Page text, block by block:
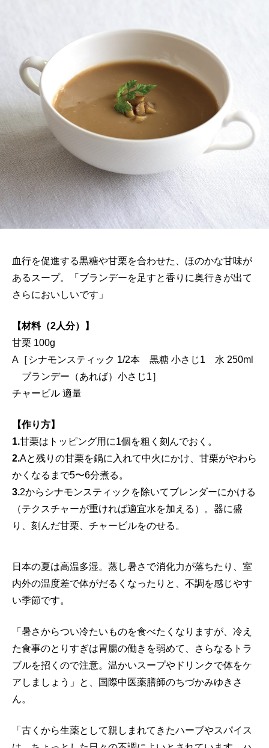
血行を促進する黒糖や甘栗を合わせた、ほのかな甘味が
あるスープ。「ブランデーを足すと香りに奥行きが出て
さらにおいしいです」
【材料（2人分）】
甘栗 100g
A［シナモンスティック 1/2本 黒糖 小さじ1 水 250ml
ブランデー（あれば）小さじ1］
チャービル 適量
【作り方】
1.甘栗はトッピング用に1個を粗く刻んでおく。
2.Aと残りの甘栗を鍋に入れて中火にかけ、甘栗がやわら
かくなるまで5〜6分煮る。
3.2からシナモンスティックを除いてブレンダーにかける
（テクスチャーが重ければ適宜水を加える）。器に盛
り、刻んだ甘栗、チャービルをのせる。
日本の夏は高温多湿。蒸し暑さで消化力が落ちたり、室
内外の温度差で体がだるくなったりと、不調を感じやす
い季節です。
「暑さからつい冷たいものを食べたくなりますが、冷え
た食事のとりすぎは胃腸の働きを弱めて、さらなるトラ
ブルを招くので注意。温かいスープやドリンクで体をケ
アしましょう」と、国際中医薬膳師のちづかみゆきさ
ん。
「古くから生薬として親しまれてきたハーブやスパイス